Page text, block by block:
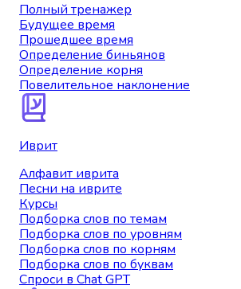
Полный тренажер
Будущее время
Прошедшее время
Определение биньянов
Определение корня
Повелительное наклонение
Иврит
Алфавит иврита
Песни на иврите
Курсы
Подборка слов по темам
Подборка слов по уровням
Подборка слов по корням
Подборка слов по буквам
Спроси в Chat GPT